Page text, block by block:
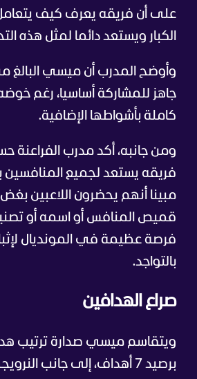
على أن فريقه يعرف كيف يتعامل
الكبار ويستعد دائما لمثل هذه
جاهز للمشاركة أساسيا، رغم خوضه
كاملة بأشواطها الإضافية.
ومن جانبه، أكد مدرب الفراعنة
فريقه يستعد لجميع المنافسين
مبينا أنهم يحضرون اللاعبين
قميص المنافس أو اسمه أو
فرصة عظيمة في المونديال
بالتواجد.
صراع الهدافين
ويتقاسم ميسي صدارة ترتيب
برصيد 7 أهداف، إلى جانب النرويجي إيرلينغ